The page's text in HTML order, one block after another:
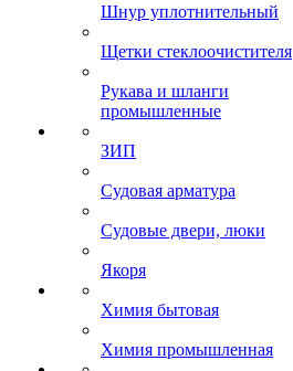
Шнур уплотнительный
Щетки стеклоочистителя
Рукава и шланги
промышленные
ЗИП
Судовая арматура
Судовые двери, люки
Якоря
Химия бытовая
Химия промышленная